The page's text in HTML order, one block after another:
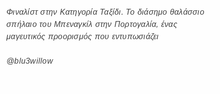
Φιναλίστ στην Κατηγορία Ταξίδι. Το διάσημο θαλάσσιο
σπήλαιο του Μπεναγκίλ στην Πορτογαλία, ένας
μαγευτικός προορισμός που εντυπωσιάζει
@blu3willow